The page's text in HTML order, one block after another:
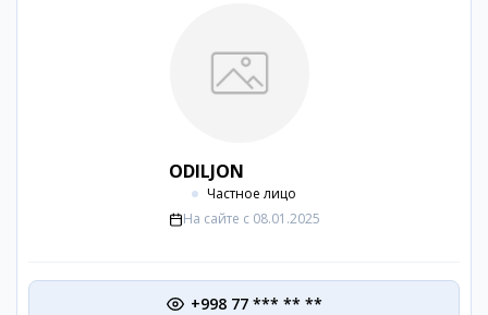
ODILJON
Частное лицо
На сайте с 08.01.2025
+998 77 *** ** **